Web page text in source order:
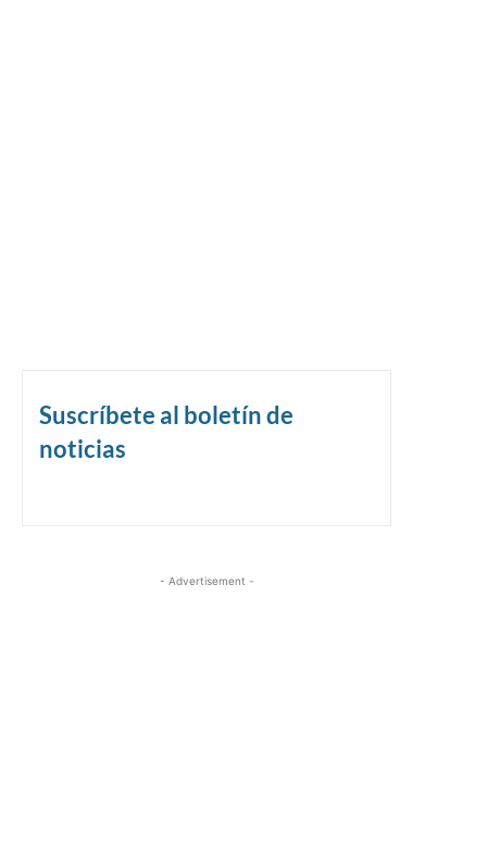
Suscríbete al boletín de
noticias
- Advertisement -